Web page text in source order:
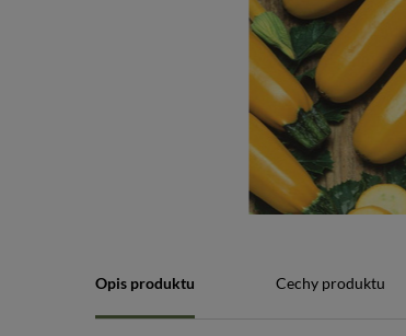
Opis produktu Cechy produktu